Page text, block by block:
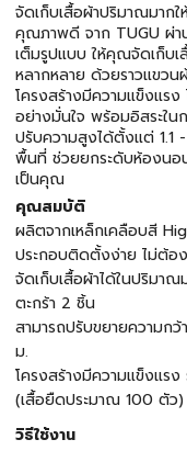
จัดเก็บเสื้อผ้าปริมาณมากใ
คุณภาพดี จาก TUGU ผ่า
เต็มรูปแบบ ให้คุณจัดเก็บ
หลากหลาย ด้วยราวแขว
โครงสร้างมีความแข็งแร
อย่างมั่นใจ พร้อมอิสระใ
ปรับความสูงได้ตั้งแต่ 1.1
พื้นที่ ช่วยยกระดับห้องนอ
เป็นคุณ
คุณสมบัติ
ผลิตจากเหล็กเคลือบสี
ประกอบติดตั้งง่าย ไม่ต้อง
จัดเก็บเสื้อผ้าได้ในปริมา
ตะกร้า 2 ชิ้น
สามารถปรับขยายความก
ม.
โครงสร้างมีความแข็งแร
(เสื้อยืดประมาณ 100 ตัว)
วิธีใช้งาน